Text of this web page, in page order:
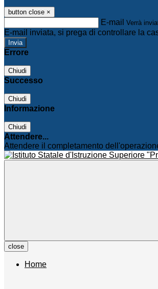
button close ×
E-mail Verrà
E-mail inviata, si prega di controllare la
Errore
Chiudi
Successo
Chiudi
Informazione
Chiudi
Attendere...
Attendere il completamento
close
Home